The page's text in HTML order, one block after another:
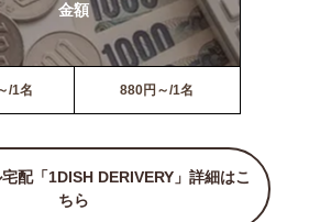
金額
/1名 880円～/1名
配「1DISH DERIVERY」詳細はこ
ちら